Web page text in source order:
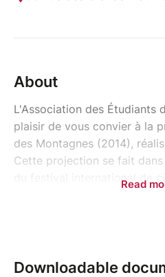
About
L'Association des Étudiants
plaisir de vous convier à la
des Montagnes (2014),
Cette projection se fait
du festival international de
Read
Downloadable